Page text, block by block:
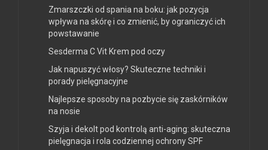
Zmarszczki od spania na boku: jak pozycja
wpływa na skórę i co zmienić, by ograniczyć ich
powstawanie
Sesderma C Vit Krem pod oczy
Jak napuszyć włosy? Skuteczne techniki i
porady pielęgnacyjne
Najlepsze sposoby na pozbycie się zaskórników
na nosie
Szyja i dekolt pod kontrolą anti-aging: skuteczna
pielęgnacja i rola codziennej ochrony SPF